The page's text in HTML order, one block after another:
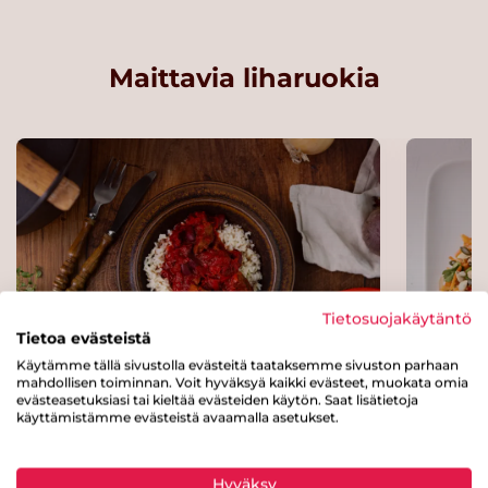
Maittavia liharuokia
Chili con carne punajuurilla
Tietosuojakäytäntö
Tietoa evästeistä
Käytämme tällä sivustolla evästeitä taataksemme sivuston parhaan
mahdollisen toiminnan. Voit hyväksyä kaikki evästeet, muokata omia
evästeasetuksiasi tai kieltää evästeiden käytön. Saat lisätietoja
käyttämistämme evästeistä avaamalla asetukset.
Hyväksy